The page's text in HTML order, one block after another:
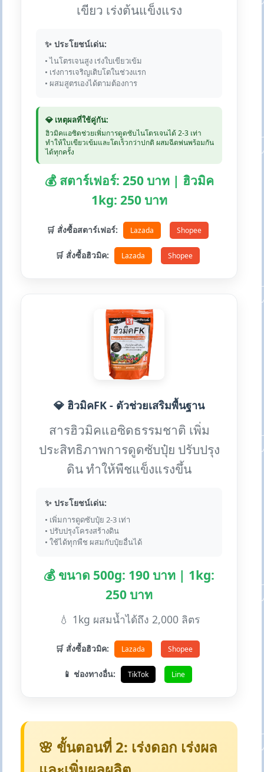
เขียว เร่งต้นแข็งแรง
✨ ประโยชน์เด่น:
• ไนโตรเจนสูง เร่งใบเขียวเข้ม
• เร่งการเจริญเติบโตในช่วงแรก
• ผสมสูตรเองได้ตามต้องการ
💎 เหตุผลที่ใช้คู่กัน:
ฮิวมิคแอซิดช่วยเพิ่มการดูดซับไนโตรเจนได้ 2-3 เท่า
ทำให้ใบเขียวเข้มและโตเร็วกว่าปกติ ผสมฉีดพ่นพร้อมกัน
ได้ทุกครั้ง
💰 สตาร์เฟอร์: 250 บาท | ฮิวมิค
1kg: 250 บาท
🛒 สั่งซื้อสตาร์เฟอร์: Lazada Shopee
🛒 สั่งซื้อฮิวมิค: Lazada Shopee
💎 ฮิวมิคFK - ตัวช่วยเสริมพื้นฐาน
สารฮิวมิคแอซิดธรรมชาติ เพิ่ม
ประสิทธิภาพการดูดซับปุ๋ย ปรับปรุง
ดิน ทำให้พืชแข็งแรงขึ้น
✨ ประโยชน์เด่น:
• เพิ่มการดูดซับปุ๋ย 2-3 เท่า
• ปรับปรุงโครงสร้างดิน
• ใช้ได้ทุกพืช ผสมกับปุ๋ยอื่นได้
💰 ขนาด 500g: 190 บาท | 1kg:
250 บาท
💧 1kg ผสมน้ำได้ถึง 2,000 ลิตร
🛒 สั่งซื้อฮิวมิค: Lazada Shopee
📱 ช่องทางอื่น: TikTok Line
🌸 ขั้นตอนที่ 2: เร่งดอก เร่งผล